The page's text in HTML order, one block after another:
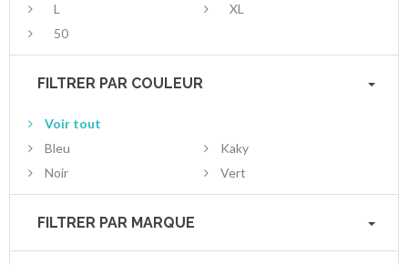
L
XL
50
FILTRER PAR COULEUR
Voir tout
Bleu
Kaky
Noir
Vert
FILTRER PAR MARQUE